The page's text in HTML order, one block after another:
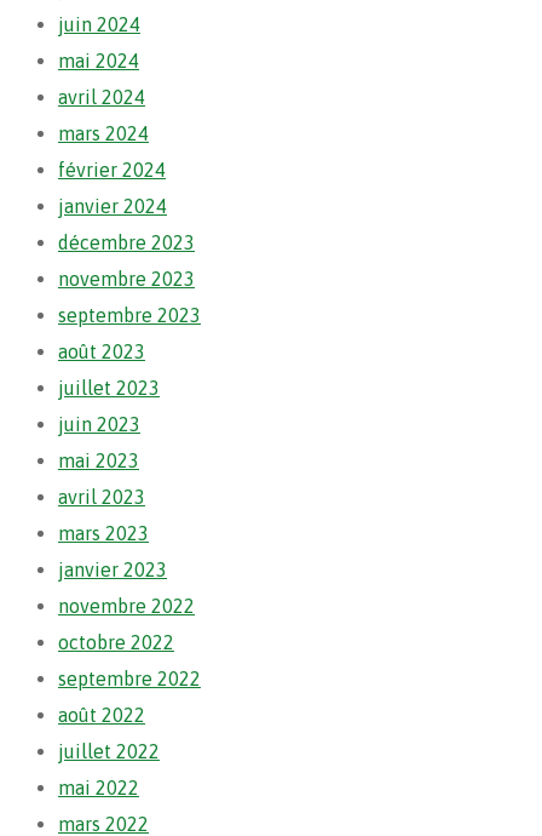
juin 2024
mai 2024
avril 2024
mars 2024
février 2024
janvier 2024
décembre 2023
novembre 2023
septembre 2023
août 2023
juillet 2023
juin 2023
mai 2023
avril 2023
mars 2023
janvier 2023
novembre 2022
octobre 2022
septembre 2022
août 2022
juillet 2022
mai 2022
mars 2022